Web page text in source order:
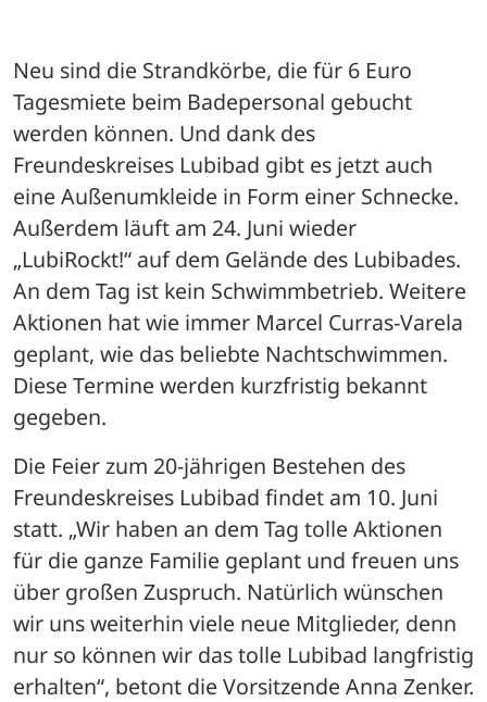
Neu sind die Strandkörbe, die für 6 Euro
Tagesmiete beim Badepersonal gebucht
werden können. Und dank des
Freundeskreises Lubibad gibt es jetzt auch
eine Außenumkleide in Form einer Schnecke.
Außerdem läuft am 24. Juni wieder
„LubiRockt!“ auf dem Gelände des Lubibades.
An dem Tag ist kein Schwimmbetrieb. Weitere
Aktionen hat wie immer Marcel Curras-Varela
geplant, wie das beliebte Nachtschwimmen.
Diese Termine werden kurzfristig bekannt
gegeben.
Die Feier zum 20-jährigen Bestehen des
Freundeskreises Lubibad findet am 10. Juni
statt. „Wir haben an dem Tag tolle Aktionen
für die ganze Familie geplant und freuen uns
über großen Zuspruch. Natürlich wünschen
wir uns weiterhin viele neue Mitglieder, denn
nur so können wir das tolle Lubibad langfristig
erhalten“, betont die Vorsitzende Anna Zenker.